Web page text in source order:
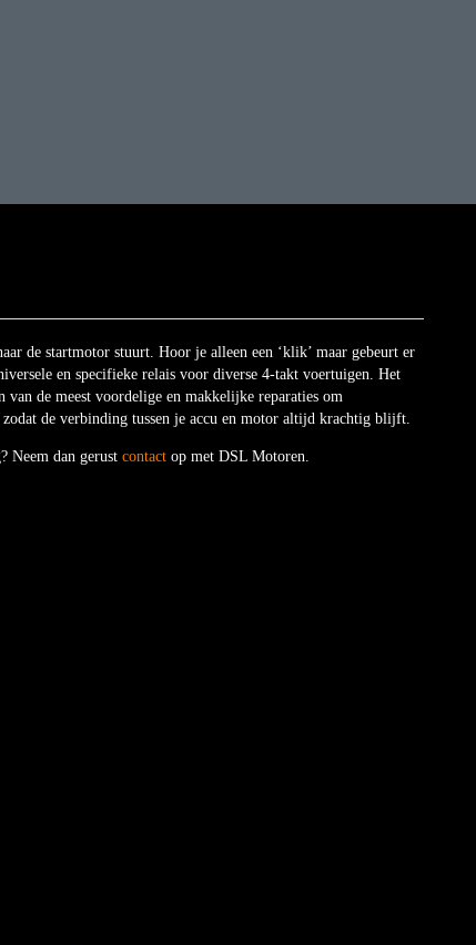
de startmotor stuurt. Hoor je alleen een ‘klik’ maar gebeurt er
en specifieke relais voor diverse 4-takt voertuigen. Het
de meest voordelige en makkelijke reparaties om
de verbinding tussen je accu en motor altijd krachtig blijft.
Neem dan gerust contact op met DSL Motoren.